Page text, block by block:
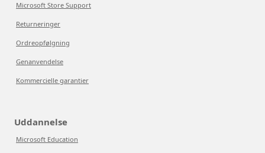
Microsoft Store Support
Returneringer
Ordreopfølgning
Genanvendelse
Kommercielle garantier
Uddannelse
Microsoft Education